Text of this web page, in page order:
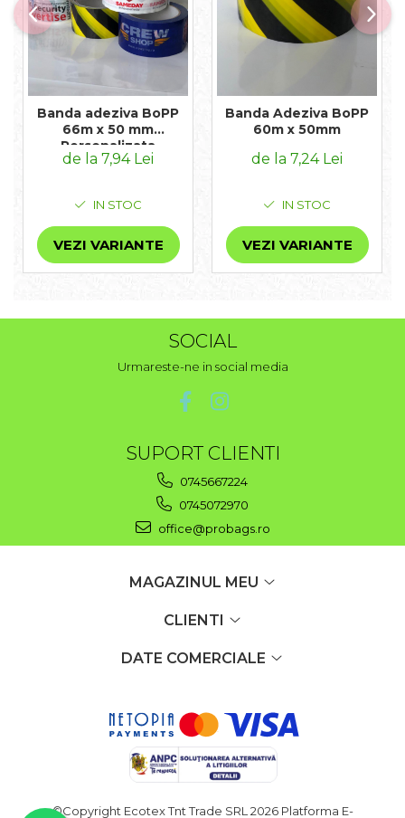
Banda adeziva BoPP
66m x 50 mm
Personalizata
de la 7,94 Lei
IN STOC
VEZI VARIANTE
Banda Adeziva BoPP
60m x 50mm
de la 7,24 Lei
IN STOC
VEZI VARIANTE
SOCIAL
Urmareste-ne in social media
SUPORT CLIENTI
0745667224
0745072970
office@probags.ro
MAGAZINUL MEU
CLIENTI
DATE COMERCIALE
©Copyright Ecotex Tnt Trade SRL 2026 Platforma E-